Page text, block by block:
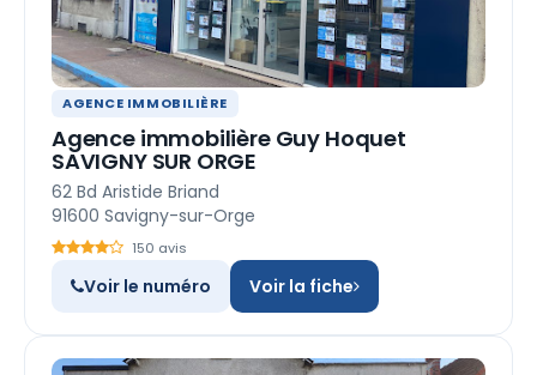
AGENCE IMMOBILIÈRE
Agence immobilière Guy Hoquet
SAVIGNY SUR ORGE
62 Bd Aristide Briand
91600 Savigny-sur-Orge
150 avis
Voir le numéro Voir la fiche